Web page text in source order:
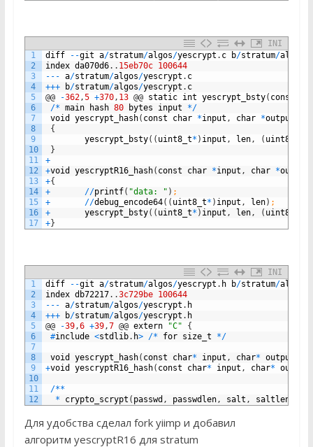
INI
1
2
3
4
5
6
7
8
9
10
11
12
13
14
15
16
17
diff --git a/stratum/algos/yescrypt . c b/stratum/algos
index da070d6. . 15eb70c 100644
-- - a/stratum/algos/yescrypt . c
+++ b/stratum/algos/yescrypt . c
@@ -362,5 +370, 13 @@ static int yescrypt_bsty( const
/* main hash 80 bytes input */
void
yescrypt_hash( const char *input , char *output
{
yescrypt_bsty( ( uint8_t* ) input , len, ( uint8_t
}
+
+void yescryptR16_hash( const char *input , char *output
+{
+
//printf( "data: " ) ;
+
//debug_encode64( ( uint8_t* ) input , len) ;
+
yescrypt_bsty( ( uint8_t* ) input , len, ( uint8_t
+}
INI
1
2
3
4
5
6
7
8
9
10
11
12
diff --git a/stratum/algos/yescrypt . h b/stratum/algos
index db72217. .3c729be 100644
-- - a/stratum/algos/yescrypt . h
+++ b/stratum/algos/yescrypt . h
@@ -39,6 +39,7 @@ extern "C"
{
#include <stdlib. h> /* for size_t */
void yescrypt_hash( const char* input , char* output
+void yescryptR16_hash( const char* input , char* output
/**
*
crypto_scrypt ( passwd , passwdlen, salt , saltlen
Для удобства сделал fork yiimp и добавил
алгоритм yescryptR16 для stratum